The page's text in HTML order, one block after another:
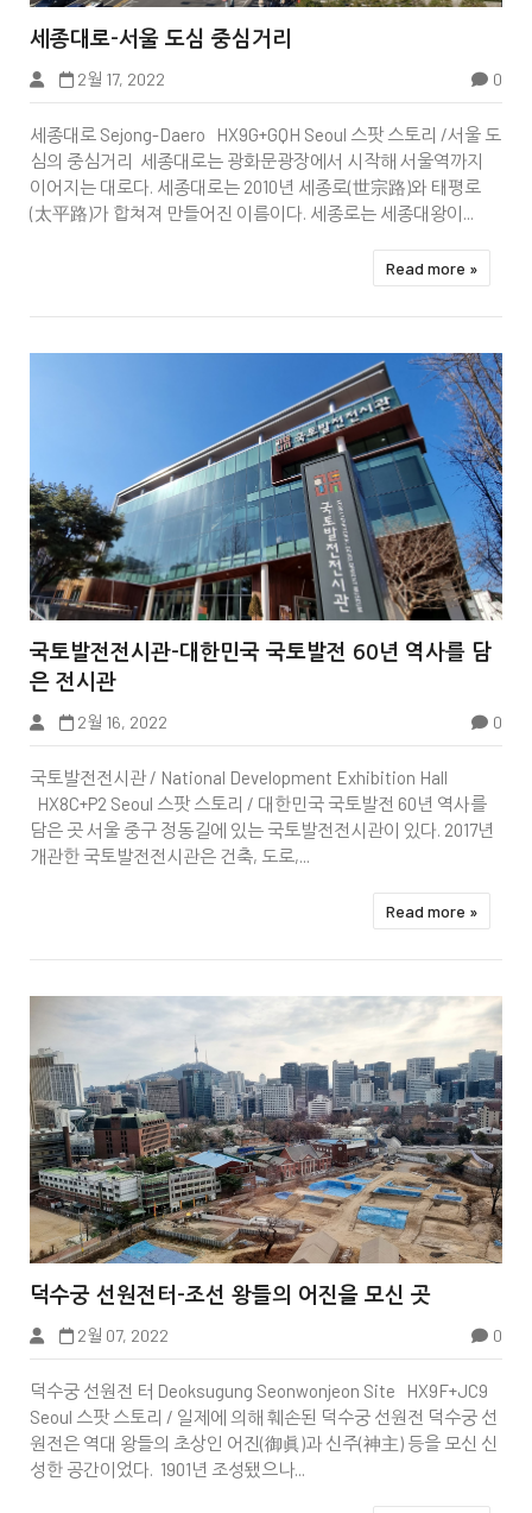


세종대로-서울 도심 중심거리
2월 17, 2022 0
세종대로 Sejong-Daero HX9G+GQH Seoul 스팟 스토리 /서울 도
심의 중심거리 세종대로는 광화문광장에서 시작해 서울역까지
이어지는 대로다. 세종대로는 2010년 세종로(世宗路)와 태평로
(太平路)가 합쳐져 만들어진 이름이다. 세종로는 세종대왕이...
Read more »


중구
국토발전전시관-대한민국 국토발전 60년 역사를 담
은 전시관
2월 16, 2022 0
국토발전전시관 / National Development Exhibition Hall
HX8C+P2 Seoul 스팟 스토리 / 대한민국 국토발전 60년 역사를
담은 곳 서울 중구 정동길에 있는 국토발전전시관이 있다. 2017년
개관한 국토발전전시관은 건축, 도로,...
Read more »


중구
덕수궁 선원전터-조선 왕들의 어진을 모신 곳
2월 07, 2022 0
덕수궁 선원전 터 Deoksugung Seonwonjeon Site HX9F+JC9
Seoul 스팟 스토리 / 일제에 의해 훼손된 덕수궁 선원전 덕수궁 선
원전은 역대 왕들의 초상인 어진(御眞)과 신주(神主) 등을 모신 신
성한 공간이었다. 1901년 조성됐으나...
중구